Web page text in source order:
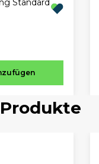
Standard